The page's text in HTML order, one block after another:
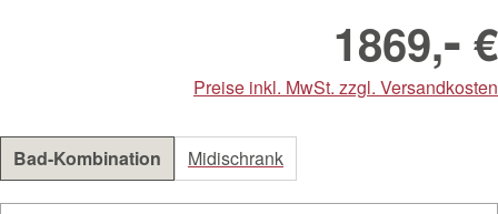
1869,- €
Preise inkl. MwSt. zzgl. Versandkosten
Bad-Kombination Midischrank